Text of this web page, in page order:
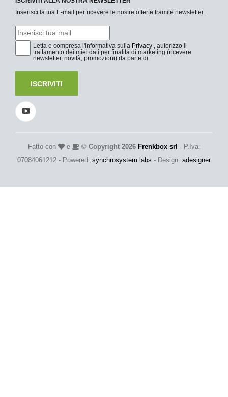
Inserisci la tua E-mail per ricevere le nostre offerte tramite newsletter.
Letta e compresa l'informativa sulla Privacy , autorizzo il
trattamento dei miei dati per finalità di marketing (ricevere
newsletter, novità, promozioni) da parte di
ISCRIVITI
Fatto con e © Copyright 2026 Frenkbox srl - P.Iva:
07084061212 - Powered: synchrosystem labs - Design: adesigner